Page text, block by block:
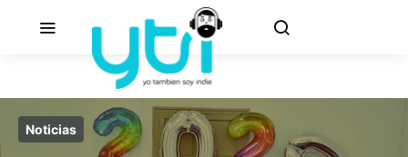
Noticias